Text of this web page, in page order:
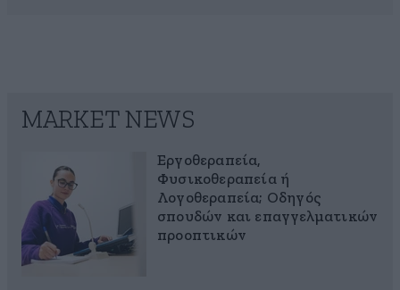
MARKET NEWS
Εργοθεραπεία,
Φυσικοθεραπεία ή
Λογοθεραπεία; Οδηγός
σπουδών και επαγγελματικών
προοπτικών